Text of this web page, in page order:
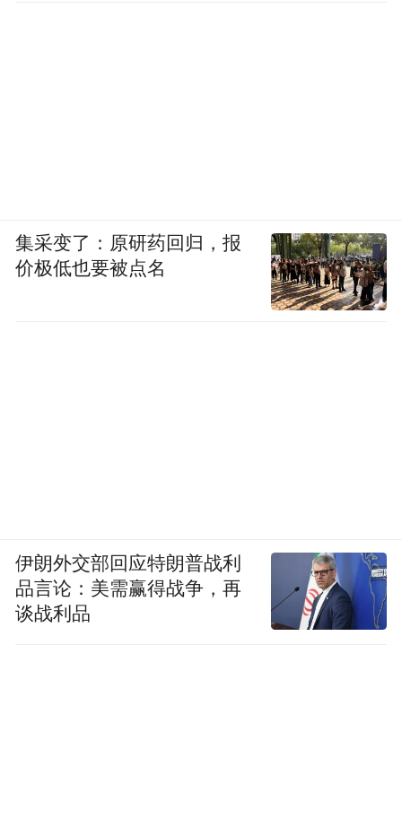
集采变了：原研药回归，报
价极低也要被点名
伊朗外交部回应特朗普战利
品言论：美需赢得战争，再
谈战利品